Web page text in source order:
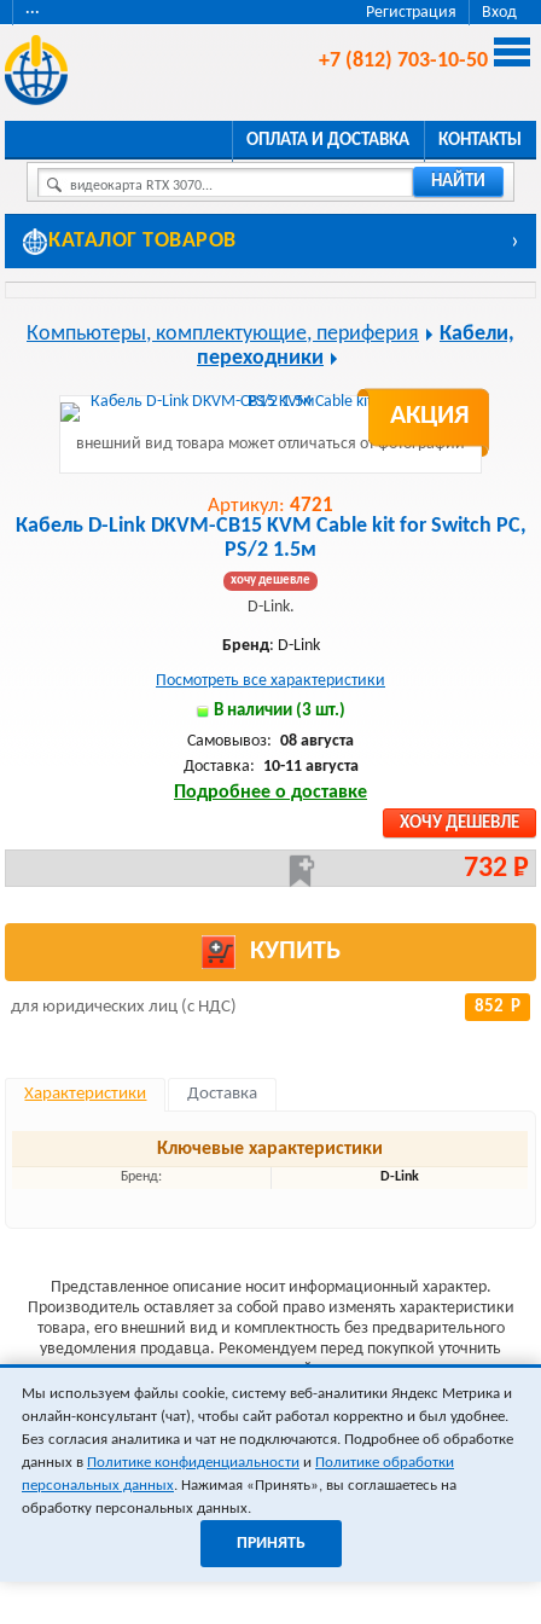
Регистрация Вход
···
+7 (812) 703-10-50
ОПЛАТА И ДОСТАВКА КОНТАКТЫ
видеокарта RTX 3070... НАЙТИ
КАТАЛОГ ТОВАРОВ ›
Компьютеры, комплектующие, периферия
Кабели,
переходники
АКЦИЯ
внешний вид товара может отличаться от фотографии
Артикул: 4721
Кабель D-Link DKVM-CB15 KVM Cable kit for Switch PC,
PS/2 1.5м
хочу дешевле
D-Link.
Бренд: D-Link
Посмотреть все характеристики
В наличии (3 шт.)
Самовывоз: 08 августа
Доставка: 10-11 августа
Подробнее о доставке
ХОЧУ ДЕШЕВЛЕ
732 Р
КУПИТЬ
для юридических лиц (с НДС) 852 Р
Характеристики Доставка
Ключевые характеристики
Бренд: D-Link
Представленное описание носит информационный характер.
Производитель оставляет за собой право изменять характеристики
товара, его внешний вид и комплектность без предварительного
уведомления продавца. Рекомендуем перед покупкой уточнить
характеристики товара на сайте производителя.
Указанные цены не являются публичной офертой (ст.435 ГК РФ).
Стоимость и наличие товара уточняйте у менеджера.
Мы используем файлы cookie, систему веб-аналитики Яндекс Метрика и
онлайн-консультант (чат), чтобы сайт работал корректно и был удобнее.
Без согласия аналитика и чат не подключаются. Подробнее об обработке
данных в Политике конфиденциальности и Политике обработки
персональных данных. Нажимая «Принять», вы соглашаетесь на
обработку персональных данных.
ПРИНЯТЬ